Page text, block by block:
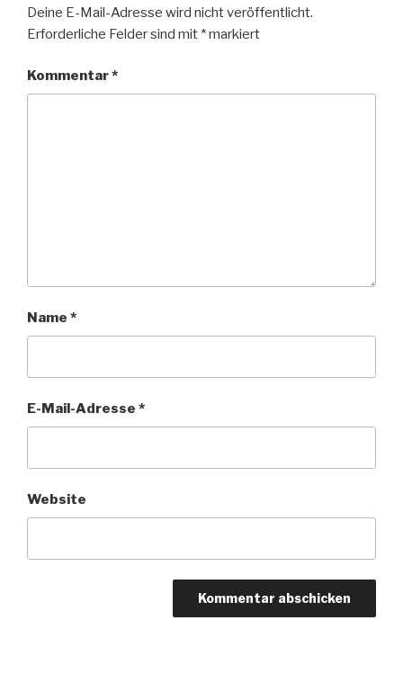
Deine E-Mail-Adresse wird nicht veröffentlicht.
Erforderliche Felder sind mit *markiert
Kommentar*
Name *
E-Mail-Adresse *
Website